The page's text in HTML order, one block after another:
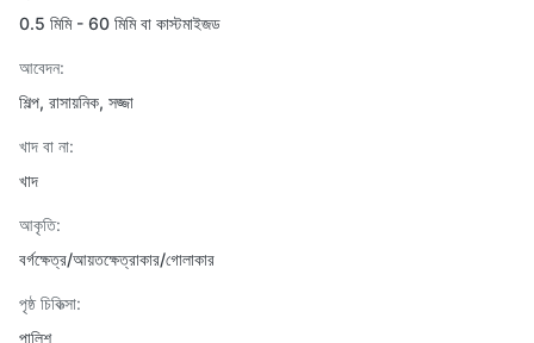
0.5 মিমি - 60 মিমি বা কাস্টমাইজড
আবেদন:
শিল্প, রাসায়নিক, সজ্জা
খাদ বা না:
খাদ
আকৃতি:
বর্গক্ষেত্র/আয়তক্ষেত্রাকার/গোলাকার
পৃষ্ঠ চিকিত্সা:
পালিশ